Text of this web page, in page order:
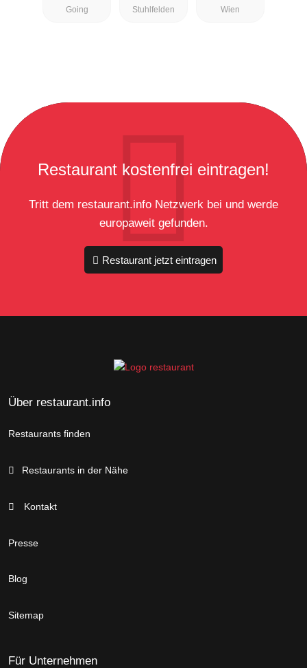
Going Stuhlfelden
Wien
Restaurant kostenfrei eintragen!
Tritt dem restaurant.info Netzwerk bei und werde
europaweit gefunden.
Restaurant jetzt eintragen
Über restaurant.info
Restaurants finden
Restaurants in der Nähe
Kontakt
Presse
Blog
Sitemap
Für Unternehmen